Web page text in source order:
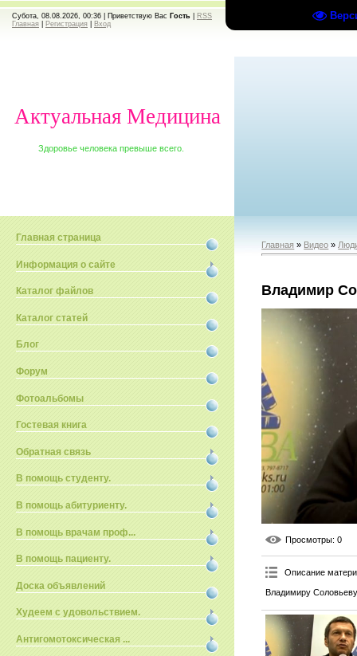
Субота, 08.08.2026, 00:36 | Приветствую Вас Гость
RSS
Главная
Регистрация Вход
Актуальная Медицина
Здоровье человека превыше всего.
Главная страница
Информация о сайте
Каталог файлов
Каталог статей
Блог
Форум
Фотоальбомы
Гостевая книга
Обратная связь
В помощь студенту.
В помощь абитуриенту.
В помощь врачам проф...
В помощь пациенту.
Доска объявлений
Худеем с удовольствием.
Антигомотоксическая ...
Главная » Видео »
Владимир
Просмотры: 0
Описание
Владимиру